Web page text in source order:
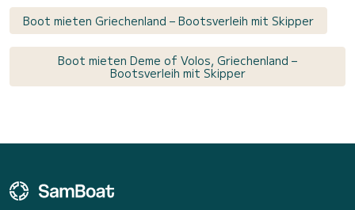
Boot mieten Griechenland – Bootsverleih mit Skipper
Boot mieten Deme of Volos, Griechenland –
Bootsverleih mit Skipper